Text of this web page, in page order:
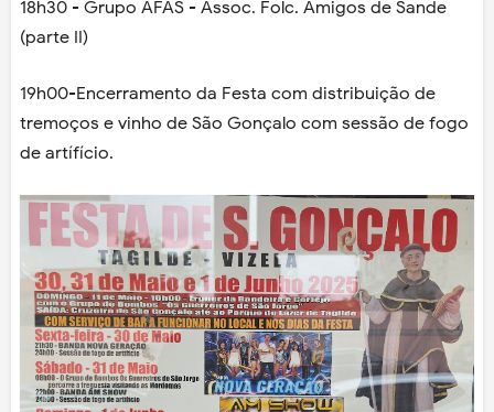
18h30 - Grupo AFAS - Assoc. Folc. Amigos de Sande
(parte II)
19h00-Encerramento da Festa com distribuição de
tremoços e vinho de São Gonçalo com sessão de fogo
de artífício.